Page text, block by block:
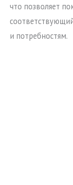
что позволяет
и потребностям.